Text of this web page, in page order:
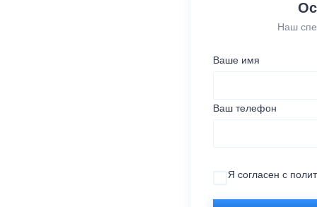
Наш
Ваше имя
Ваш телефон
Я согласен с